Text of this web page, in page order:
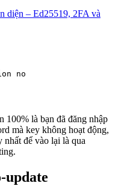
diện – Ed25519, 2FA và
no
100% là bạn đã đăng nhập
mà key không hoạt động,
nhất để vào lại là qua
update